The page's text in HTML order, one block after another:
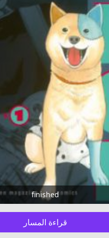
finished
قراءة المسار